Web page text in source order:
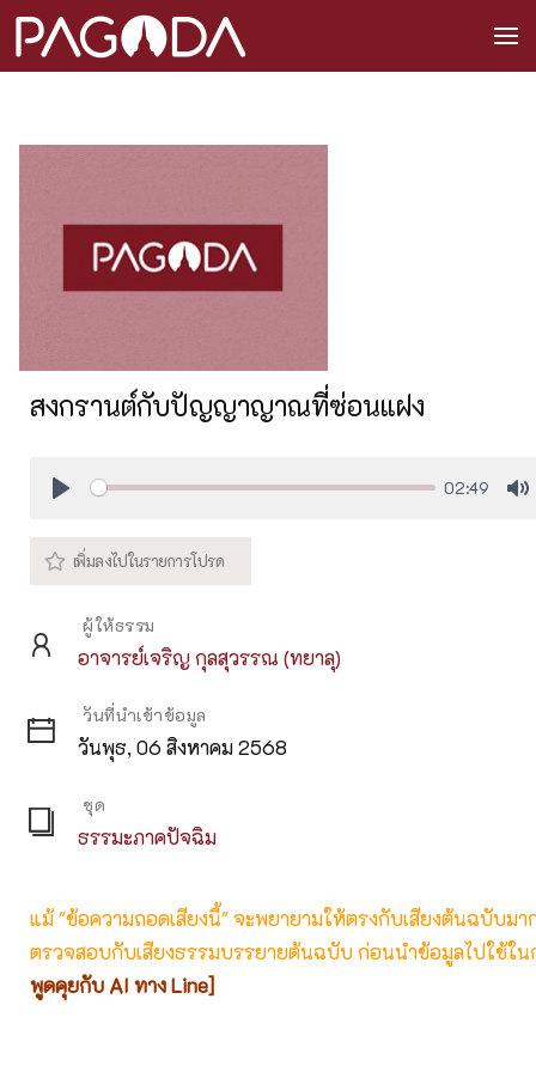
สงกรานต์กับปัญญาญาณที่ซ่อนแฝง
02:49
ผู้ให้ธรรม
อาจารย์เจริญ กุลสุวรรณ (ทยาลุ)
วันที่นำเข้าข้อมูล
วันพุธ, 06 สิงหาคม 2568
ชุด
ธรรมะภาคปัจฉิม
แม้ "ข้อความถอดเสียงนี้" จะพยายามให้ตรงกับเสียงต้นฉบับม
ตรวจสอบกับเสียงธรรมบรรยายต้นฉบับ ก่อนนำข้อมูลไปใช้ใน
พูดคุยกับ AI ทาง Line]